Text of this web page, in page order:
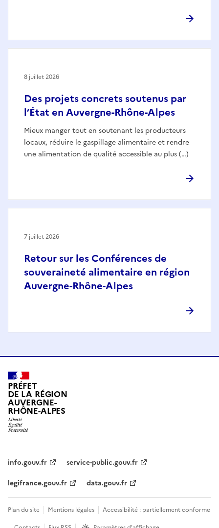
Des projets concrets soutenus par
l’État en Auvergne-Rhône-Alpes
Mieux manger tout en soutenant les producteurs
locaux, réduire le gaspillage alimentaire et rendre
une alimentation de qualité accessible au plus (…)
8 juillet 2026
Retour sur les Conférences de
souveraineté alimentaire en région
Auvergne-Rhône-Alpes
7 juillet 2026
PRÉFET
DE LA RÉGION
AUVERGNE-
RHÔNE-ALPES
info.gouv.fr
service-public.gouv.fr
legifrance.gouv.fr
data.gouv.fr
Plan du site Mentions légales
Accessibilité : partiellement conforme